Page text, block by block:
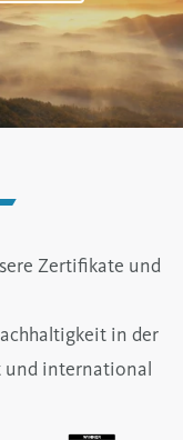
Zertifikate und
in der
und international